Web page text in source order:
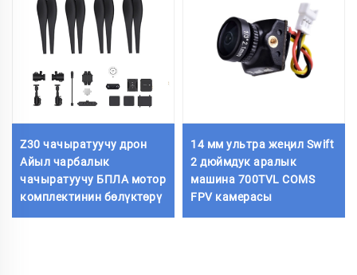
Z30 чачыратуучу дрон
Айыл чарбалык
чачыратуучу БПЛА мотор
комплектинин бөлүктөрү
14 мм ультра жеңил Swift
2 дюймдук аралык
машина 700TVL COMS
FPV камерасы